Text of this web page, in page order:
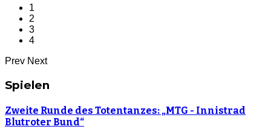
1
2
3
4
Prev Next
Spielen
Zweite Runde des Totentanzes: „MTG - Innistrad
Blutroter Bund“